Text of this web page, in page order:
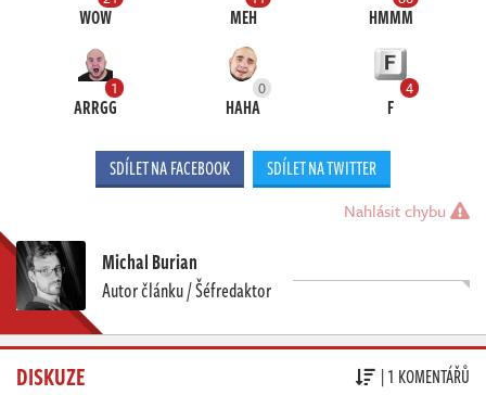
WOW MEH HMMM
1
ARRGG
0
HAHA
4
F
SDÍLET NA FACEBOOK SDÍLET NA TWITTER
Nahlásit chybu
Michal Burian
Autor článku / Šéfredaktor
DISKUZE | 1 KOMENTÁŘŮ